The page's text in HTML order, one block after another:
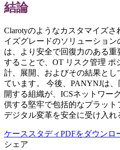
結論
Clarotyのようなカスタマイズ
イズグレードのソリューショ
は、より安全で回復力のある
することで、OT リスク管理 ポ
計、展開、およびその結果と
ています。 今後、PANYNJは
開する組織が、ICSネットワー
供する堅牢で包括的なプラット
デジタル変革を安全に受け入れ
ケーススタディPDFをダウンロ
シェア